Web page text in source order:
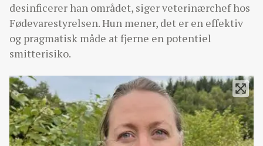
desinficerer han området, siger veterinærchef hos
Fødevarestyrelsen. Hun mener, det er en effektiv
og pragmatisk måde at fjerne en potentiel
smitterisiko.